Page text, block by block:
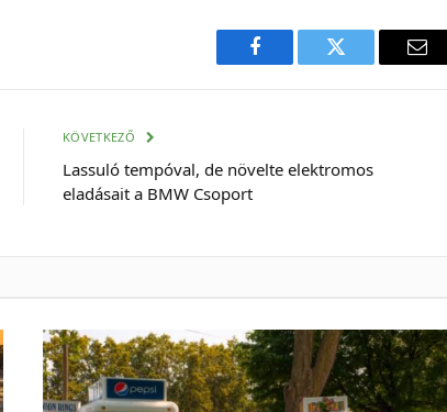
Facebook Twitter
E-
KÖVETKEZŐ
Lassuló tempóval, de növelte elektromos
eladásait a BMW Csoport